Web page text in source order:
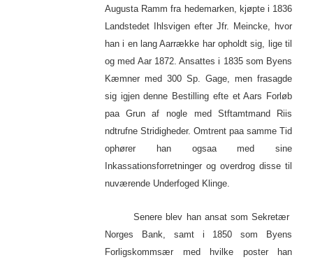
Augusta Ramm fra hedemarken, kjøpte i 1836
Landstedet Ihlsvigen efter Jfr. Meincke, hvor
han i en lang Aarrække har opholdt sig, lige til
og med Aar 1872. Ansattes i 1835 som Byens
Kæmner med 300 Sp. Gage, men frasagde
sig igjen denne Bestilling efte et Aars Forløb
paa Grun af nogle med Stftamtmand Riis
ndtrufne Stridigheder. Omtrent paa samme Tid
ophører han ogsaa med sine
Inkassationsforretninger og overdrog disse til
nuværende Underfoged Klinge.
Senere blev han ansat som Sekretær
Norges Bank, samt i 1850 som Byens
Forligskommsær med hvilke poster han